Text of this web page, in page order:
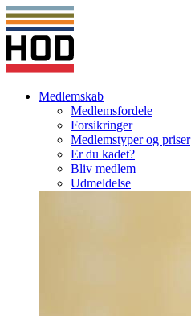
Medlemskab
Medlemsfordele
Forsikringer
Medlemstyper og priser
Er du kadet?
Bliv medlem
Udmeldelse